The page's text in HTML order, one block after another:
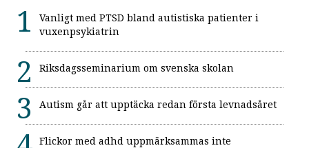
Vanligt med PTSD bland autistiska patienter i
vuxenpsykiatrin
Riksdagsseminarium om svenska skolan
Autism går att upptäcka redan första levnadsåret
Flickor med adhd uppmärksammas inte